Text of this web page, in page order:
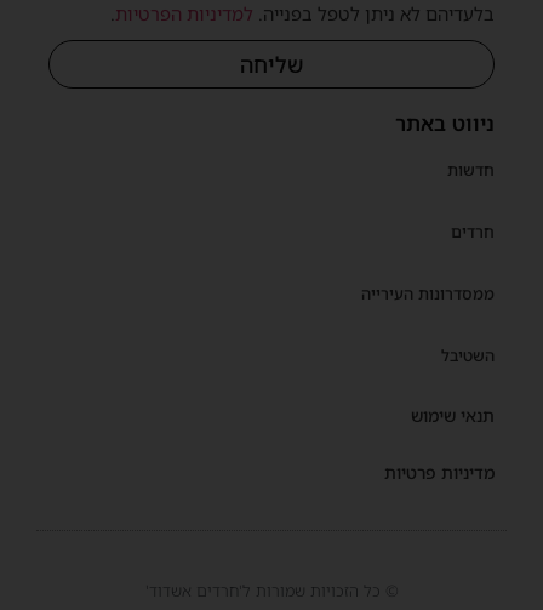
ניווט באתר
חדשות
חרדים
ממסדרונות העירייה
השטיבל
תנאי שימוש
מדיניות פרטיות
בלעדיהם לא ניתן לטפל בפנייה. למדיניות הפרטיות.
שליחה
© כל הזכויות שמורות ל'חרדים אשדוד'